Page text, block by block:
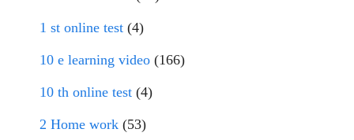
1 st online test (4)
10 e learning video (166)
10 th online test (4)
2 Home work (53)